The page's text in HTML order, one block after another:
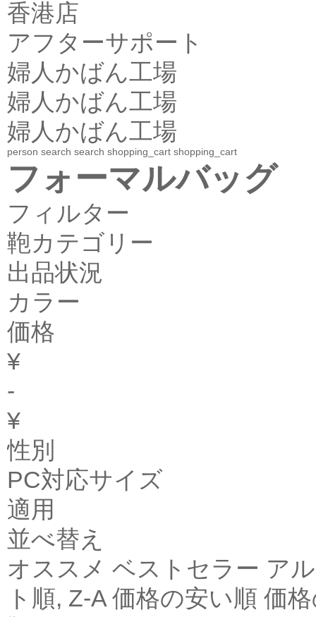
香港店
アフターサポート
婦人かばん工場
婦人かばん工場
婦人かばん工場
person search search shopping_cart shopping_cart
フォーマルバッグ
フィルター
鞄カテゴリー
出品状況
カラー
価格
¥
-
¥
性別
PC対応サイズ
適用
並べ替え
オススメ ベストセラー ア
ト順, Z-A 価格の安い順 価